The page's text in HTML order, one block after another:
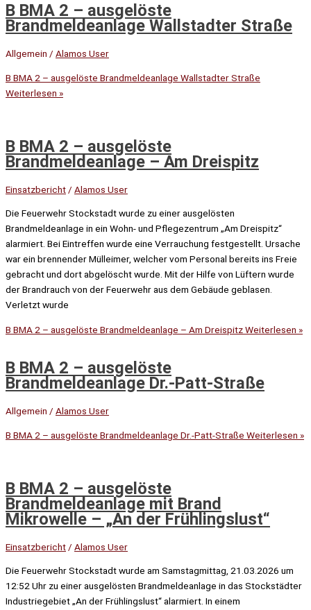
B BMA 2 – ausgelöste
Brandmeldeanlage Wallstadter Straße
Allgemein / Alamos User
B BMA 2 – ausgelöste Brandmeldeanlage Wallstadter Straße
Weiterlesen »
B BMA 2 – ausgelöste
Brandmeldeanlage – Am Dreispitz
Einsatzbericht / Alamos User
Die Feuerwehr Stockstadt wurde zu einer ausgelösten
Brandmeldeanlage in ein Wohn- und Pflegezentrum „Am Dreispitz“
alarmiert. Bei Eintreffen wurde eine Verrauchung festgestellt. Ursache
war ein brennender Mülleimer, welcher vom Personal bereits ins Freie
gebracht und dort abgelöscht wurde. Mit der Hilfe von Lüftern wurde
der Brandrauch von der Feuerwehr aus dem Gebäude geblasen.
Verletzt wurde
B BMA 2 – ausgelöste Brandmeldeanlage – Am DreispitzWeiterlesen »
B BMA 2 – ausgelöste
Brandmeldeanlage Dr.-Patt-Straße
Allgemein / Alamos User
B BMA 2 – ausgelöste Brandmeldeanlage Dr.-Patt-Straße Weiterlesen »
B BMA 2 – ausgelöste
Brandmeldeanlage mit Brand
Mikrowelle – „An der Frühlingslust“
Einsatzbericht / Alamos User
Die Feuerwehr Stockstadt wurde am Samstagmittag, 21.03.2026 um
12:52 Uhr zu einer ausgelösten Brandmeldeanlage in das Stockstädter
Industriegebiet „An der Frühlingslust“ alarmiert. In einem